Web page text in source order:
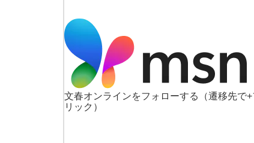
文春オンラインをフォローする
（遷移先で
リック）